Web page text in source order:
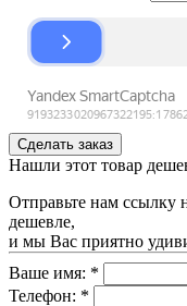
Нашли этот товар
Отправьте нам ссылку
дешевле,
и мы Вас приятно
Ваше имя: *
Телефон: *